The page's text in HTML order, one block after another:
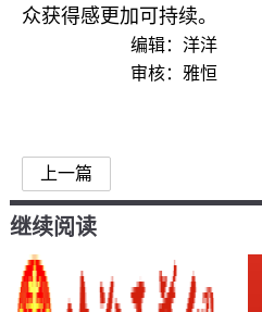
众获得感更加可持续。
编辑：洋洋
审核：雅恒
上一篇
继续阅读